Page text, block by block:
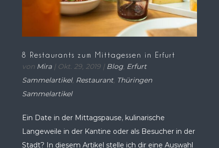
8 Restaurants zum Mittagessen in Erfurt
von Mira| Okt. 29, 2019| Blog, Erfurt
Sammelartikel, Restaurant, Thüringen
Sammelartikel
Ein Date in der Mittagspause, kulinarische
Langeweile in der Kantine oder als Besucher in der
Stadt? In diesem Artikel stelle ich dir eine Auswahl